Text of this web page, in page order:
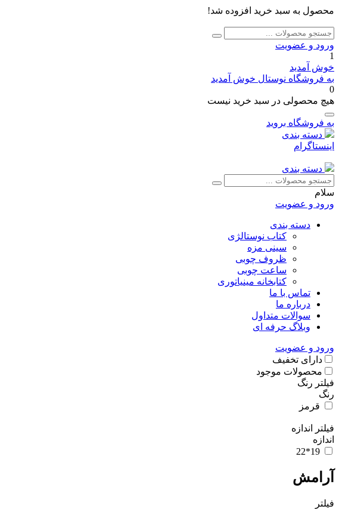
محصول به سبد خرید افزوده شد!
جستجو
برای:
جستجو
ورود و عضویت
1
خوش آمدید
به فروشگاه نوستال خوش آمدید
0
هیچ محصولی در سبد خرید نیست
به فروشگاه بروید
دسته بندی
اینستاگرام
دسته بندی
جستجو
برای:
جستجو
سلام
ورود و عضویت
دسته بندی
کتاب نوستالژی
سینی مزه
ظروف چوبی
ساعت چوبی
کتابخانه مینیاتوری
تماس با ما
درباره ما
سوالات متداول
وبلاگ حرفه ای
ورود و عضویت
دارای تخفیف
محصولات موجود
فیلتر رنگ
رنگ
قرمز
فیلتر اندازه
اندازه
آرامش
فیلتر